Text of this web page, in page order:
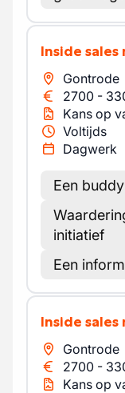
Inside
Gontrode
2700 -
Kans op
Voltijds
Dagwerk
Een
initiatief
Een
Inside
Gontrode
2700 -
Kans op